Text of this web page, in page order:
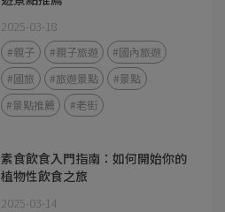
2025-03-18
#親子 #親子旅遊
#國內旅遊
#國旅
#旅遊景點
#景點
#景點推薦
#老街
素食飲食入門指南：如何開始你的
植物性飲食之旅
2025-03-14